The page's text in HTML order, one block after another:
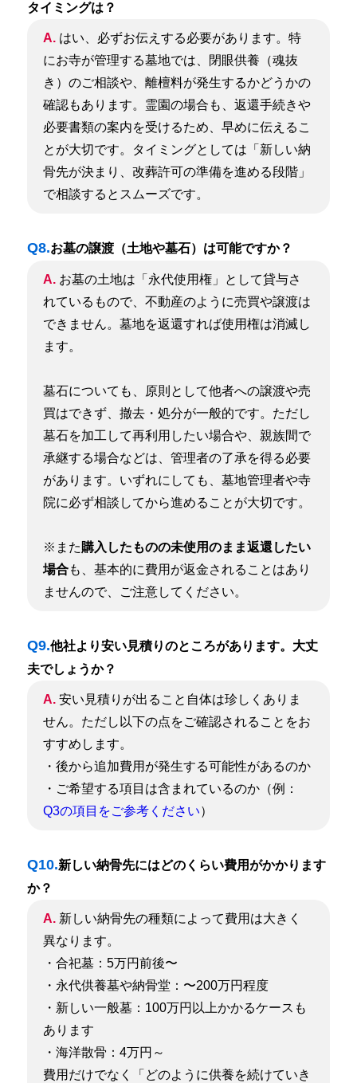
タイミングは？
A. はい、必ずお伝えする必要があります。特
にお寺が管理する墓地では、閉眼供養（魂抜
き）のご相談や、離檀料が発生するかどうかの
確認もあります。霊園の場合も、返還手続きや
必要書類の案内を受けるため、早めに伝えるこ
とが大切です。 タイミングとしては「新しい納
骨先が決まり、改葬許可の準備を進める段階」
で相談するとスムーズです。
Q8.お墓の譲渡（土地や墓石）は可能ですか？
A. お墓の土地は「永代使用権」として貸与さ
れているもので、不動産のように売買や譲渡は
できません。墓地を返還すれば使用権は消滅し
ます。
墓石についても、原則として他者への譲渡や売
買はできず、撤去・処分が一般的です。ただし
墓石を加工して再利用したい場合や、親族間で
承継する場合などは、管理者の了承を得る必要
があります。いずれにしても、墓地管理者や寺
院に必ず相談してから進めることが大切です。
※また購入したものの未使用のまま返還したい
場合も、基本的に費用が返金されることはあり
ませんので、ご注意してください。
Q9.他社より安い見積りのところがあります。大丈
夫でしょうか？
A.安い見積りが出ること自体は珍しくありま
せん。 ただし以下の点をご確認されることをお
すすめします。
・後から追加費用が発生する可能性があるのか
・ご希望する項目は含まれているのか（例：
Q3の項目をご参考ください）
Q10.新しい納骨先にはどのくらい費用がかかります
か？
A. 新しい納骨先の種類によって費用は大きく
異なります。
・合祀墓：5万円前後〜
・永代供養墓や納骨堂：〜200万円程度
・新しい一般墓：100万円以上かかるケースも
あります
・海洋散骨：4万円～
費用だけでなく「どのように供養を続けていき